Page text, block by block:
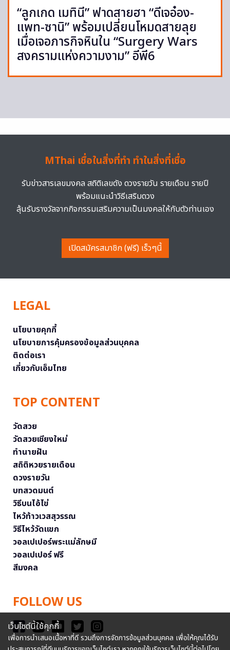
“ลูกเกด เมทินี” ฟาดสายฮา “ดีเจอ๋อง-
แพท-ซานิ” พร้อมเปลี่ยนโหมดสายลุย
เมื่อเจอภารกิจหินใน “Surgery Wars
สงครามแห่งความงาม” อีพี6
MThai เชื่อในสิ่งที่ทำ ทำในสิ่งที่เชื่อ
รับข่าวสารเลขมงคล สถิติเลขดัง ดวงรายวัน รายเดือน รายปี
พร้อมแนะนำวิธีเสริมดวง
ลุ้นรับรางวัลจากกิจกรรมเสริมความเป็นมงคลให้กับตัวท่านเอง
เปิดสมัครสมาชิก (ฟรี) เร็วๆนี้
LEGAL
นโยบายคุกกี้
นโยบายการคุ้มครองข้อมูลส่วนบุคคล
ติดต่อเรา
เกี่ยวกับเอ็มไทย
TOP CONTENT
วัดสวย
วัดสวยเชียงใหม่
ทำนายฝัน
สถิติหวยรายเดือน
ดวงรายวัน
บทสวดมนต์
วิธีบนไอ้ไข่
ไหว้ท้าวเวสสุวรรณ
วิธีไหว้วัดแขก
วอลเปเปอร์พระแม่ลักษมี
วอลเปเปอร์ ฟรี
สีมงคล
FOLLOW US
เว็บไซต์นี้ใช้คุกกี้
เพื่อการนำเสนอเนื้อหาที่ดี รวมถึงการจัดการข้อมูลส่วนบุคคล เพื่อให้คุณได้รับ